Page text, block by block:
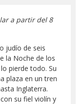
a partir del 8
judío de seis
la Noche de los
pierde todo. Su
plaza en un tren
Inglaterra.
su fiel violín y